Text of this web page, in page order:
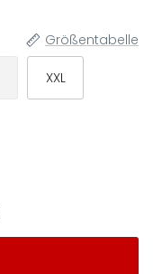
Größentabelle
XXL